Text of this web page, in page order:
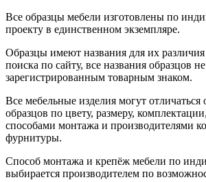
Все образцы мебели изготовлены по
проекту в единственном экземпляре.
Образцы имеют названия для их
поиска по сайту, все названия образцов
зарегистрированным товарным знаком.
Все мебельные изделия могут отличаться
образцов по цвету, размеру,
способами монтажа и производителями
фурнитуры.
Способ монтажа и крепёж мебели по
выбирается производителем по